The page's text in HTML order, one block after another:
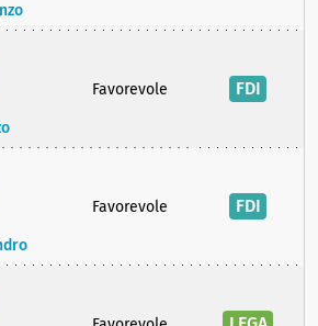
Favorevole FDI
Favorevole FDI